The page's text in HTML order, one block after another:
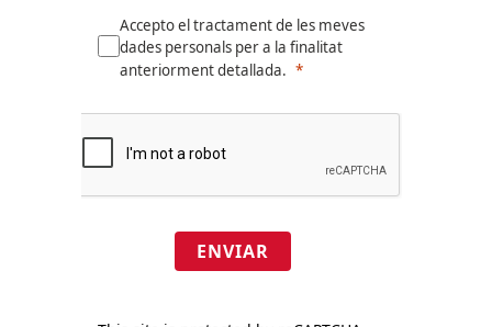
Accepto el tractament de les meves
dades personals per a la finalitat
anteriorment detallada.
ENVIAR